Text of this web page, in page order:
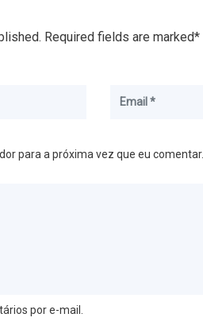
Required fields are marked*
para a próxima vez que eu comentar.
por e-mail.